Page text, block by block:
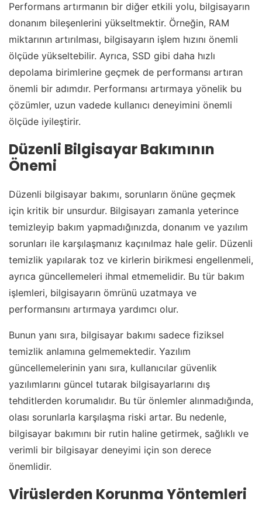
Performans artırmanın bir diğer etkili yolu, bilgisayarın
donanım bileşenlerini yükseltmektir. Örneğin, RAM
miktarının artırılması, bilgisayarın işlem hızını önemli
ölçüde yükseltebilir. Ayrıca, SSD gibi daha hızlı
depolama birimlerine geçmek de performansı artıran
önemli bir adımdır. Performansı artırmaya yönelik bu
çözümler, uzun vadede kullanıcı deneyimini önemli
ölçüde iyileştirir.
Düzenli Bilgisayar Bakımının
Önemi
Düzenli bilgisayar bakımı, sorunların önüne geçmek
için kritik bir unsurdur. Bilgisayarı zamanla yeterince
temizleyip bakım yapmadığınızda, donanım ve yazılım
sorunları ile karşılaşmanız kaçınılmaz hale gelir. Düzenli
temizlik yapılarak toz ve kirlerin birikmesi engellenmeli,
ayrıca güncellemeleri ihmal etmemelidir. Bu tür bakım
işlemleri, bilgisayarın ömrünü uzatmaya ve
performansını artırmaya yardımcı olur.
Bunun yanı sıra, bilgisayar bakımı sadece fiziksel
temizlik anlamına gelmemektedir. Yazılım
güncellemelerinin yanı sıra, kullanıcılar güvenlik
yazılımlarını güncel tutarak bilgisayarlarını dış
tehditlerden korumalıdır. Bu tür önlemler alınmadığında,
olası sorunlarla karşılaşma riski artar. Bu nedenle,
bilgisayar bakımını bir rutin haline getirmek, sağlıklı ve
verimli bir bilgisayar deneyimi için son derece
önemlidir.
Virüslerden Korunma Yöntemleri